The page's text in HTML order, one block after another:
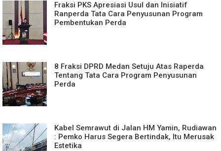
Fraksi PKS Apresiasi Usul dan Inisiatif
Ranperda Tata Cara Penyusunan Program
Pembentukan Perda
8 Fraksi DPRD Medan Setuju Atas Raperda
Tentang Tata Cara Program Penyusunan
Perda
Kabel Semrawut di Jalan HM Yamin, Rudiawan
: Pemko Harus Segera Bertindak, Itu Merusak
Estetika